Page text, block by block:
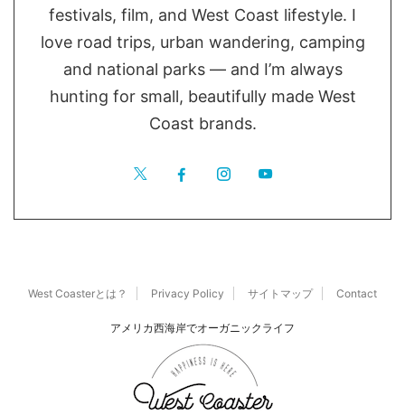
festivals, film, and West Coast lifestyle. I
love road trips, urban wandering, camping
and national parks — and I’m always
hunting for small, beautifully made West
Coast brands.
West Coasterとは？ Privacy Policy サイトマップ Contact
アメリカ西海岸でオーガニックライフ